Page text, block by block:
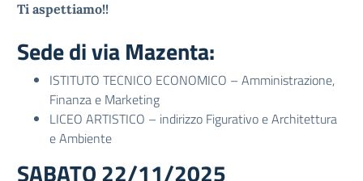
Ti aspettiamo!!
Sede di via Mazenta:
ISTITUTO TECNICO ECONOMICO – Amministrazione,
Finanza e Marketing
LICEO ARTISTICO – indirizzo Figurativo e Architettura
e Ambiente
SABATO 22/11/2025